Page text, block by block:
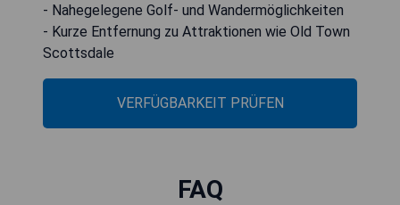
- Nahegelegene Golf- und Wandermöglichkeiten
- Kurze Entfernung zu Attraktionen wie Old Town
Scottsdale
VERFÜGBARKEIT PRÜFEN
FAQ